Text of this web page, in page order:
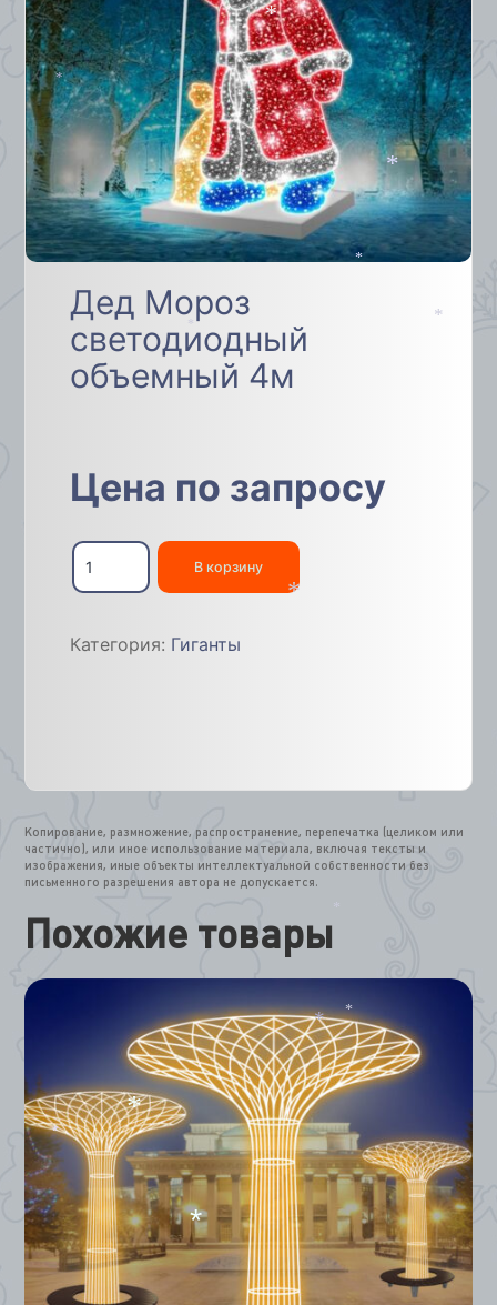
Дед Мороз
светодиодный
объемный 4м
Цена по запросу
Количество
товара
Дед
объемный
В корзину
Категория: Гиганты
Копирование, размножение, распространение, перепечатка (целиком или
частично), или иное использование материала, включая тексты и
изображения, иные объекты интеллектуальной собственности без
письменного разрешения автора не допускается.
Похожие товары
*
*
*
*
*
*
*
*
*
*
*